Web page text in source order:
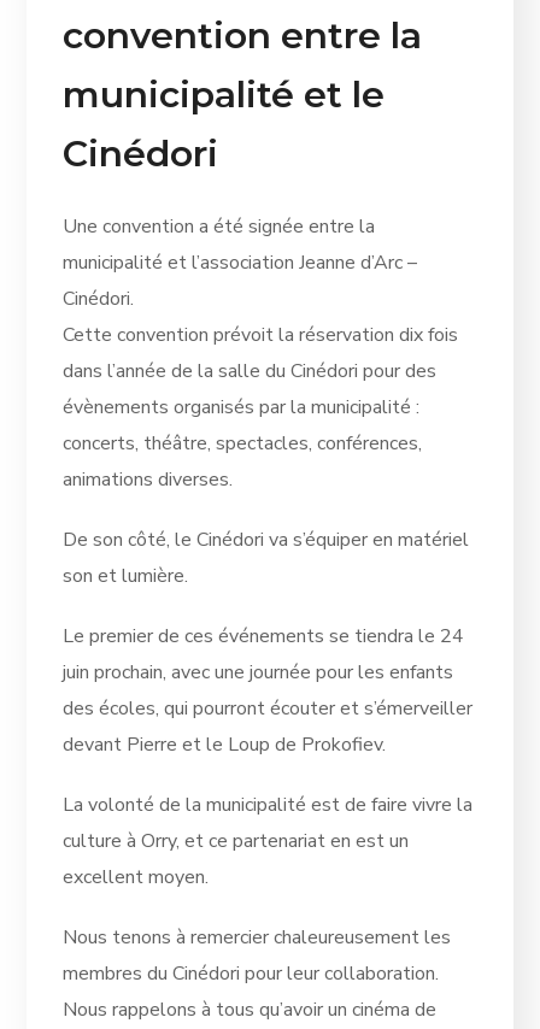
convention entre la
municipalité et le
Cinédori
Une convention a été signée entre la
municipalité et l’association Jeanne d’Arc –
Cinédori.
Cette convention prévoit la réservation dix fois
dans l’année de la salle du Cinédori pour des
évènements organisés par la municipalité :
concerts, théâtre, spectacles, conférences,
animations diverses.
De son côté, le Cinédori va s’équiper en matériel
son et lumière.
Le premier de ces événements se tiendra le 24
juin prochain, avec une journée pour les enfants
des écoles, qui pourront écouter et s’émerveiller
devant Pierre et le Loup de Prokofiev.
La volonté de la municipalité est de faire vivre la
culture à Orry, et ce partenariat en est un
excellent moyen.
Nous tenons à remercier chaleureusement les
membres du Cinédori pour leur collaboration.
Nous rappelons à tous qu’avoir un cinéma de